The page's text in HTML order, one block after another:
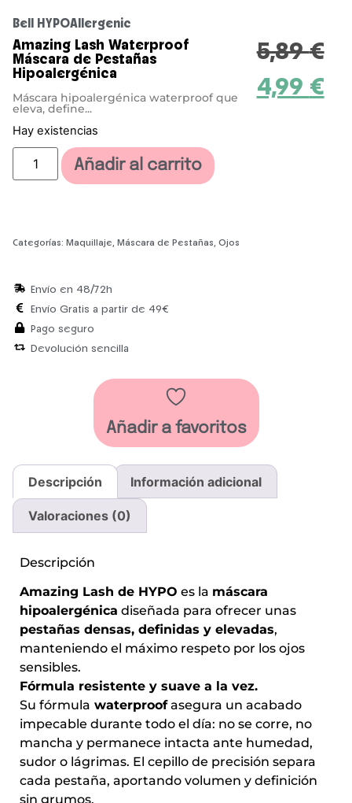
Bell HYPOAllergenic
Amazing Lash Waterproof
Máscara de Pestañas
Hipoalergénica
Máscara hipoalergénica waterproof que
eleva, define...
5,89€
4,99 €
Hay existencias
Añadir al carrito
Categorías: Maquillaje Máscara de Pestañas Ojos
Envío en 48/72h
Envío Gratis a partir de 49€
Pago seguro
Devolución sencilla
Añadir a favoritos
Descripción Información adicional
Valoraciones (0)
Descripción
Amazing Lash de HYPO es la máscara
hipoalergénica diseñada para ofrecer unas
pestañas densas, definidas y elevadas,
manteniendo el máximo respeto por los ojos
sensibles.
Fórmula resistente y suave a la vez.
Su fórmula waterproofasegura un acabado
impecable durante todo el día: no se corre, no
mancha y permanece intacta ante humedad,
sudor o lágrimas. El cepillo de precisión separa
cada pestaña, aportando volumen y definición
sin grumos.